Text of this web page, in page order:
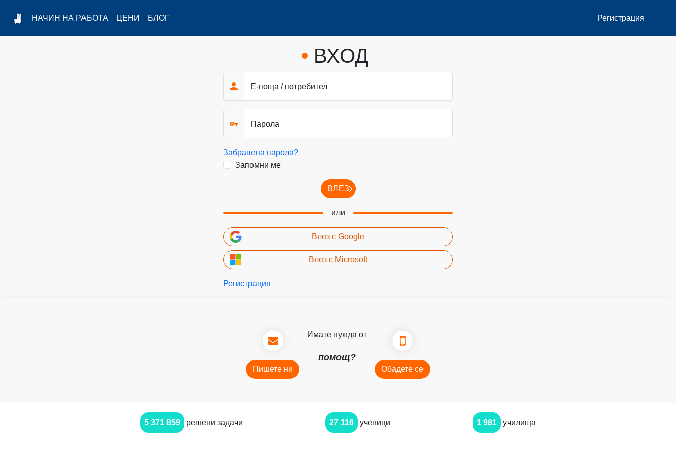
НАЧИН НА РАБОТА ЦЕНИ БЛОГ Регистрация
ВХОД
Е-поща / потребител
Парола
Забравена парола?
Запомни ме
ВЛЕЗ
или
Влез с Google
Влез с Microsoft
Регистрация
Пишете ни
Имате нужда от
помощ?
Обадете се
5 371 859 решени задачи 27 116 ученици 1 981 училища